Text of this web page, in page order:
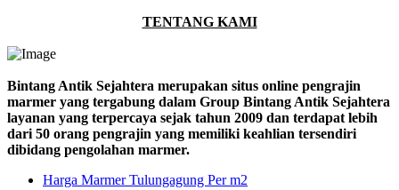
TENTANG KAMI
Bintang Antik Sejahtera merupakan situs online pengrajin
marmer yang tergabung dalam Group Bintang Antik Sejahtera
layanan yang terpercaya sejak tahun 2009 dan terdapat lebih
dari 50 orang pengrajin yang memiliki keahlian tersendiri
dibidang pengolahan marmer.
Harga Marmer Tulungagung Per m2